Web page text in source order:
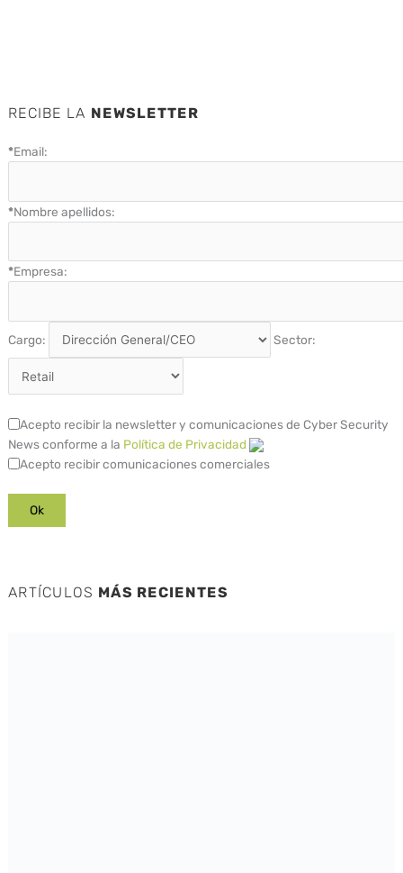
RECIBE LA NEWSLETTER
*Email:
*Nombre apellidos:
*Empresa:
Cargo: Sector:
Acepto recibir la newsletter y comunicaciones de Cyber Security
News conforme a la Política de Privacidad
Acepto recibir comunicaciones comerciales
ARTÍCULOS MÁS RECIENTES